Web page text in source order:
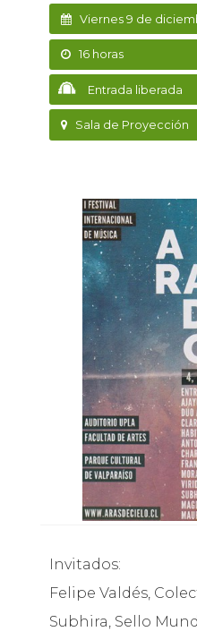
Viernes 9 de
16 horas
Entrada liberada
Sala de Proyección
Invitados:
Felipe Valdés,
Subhira, Sello